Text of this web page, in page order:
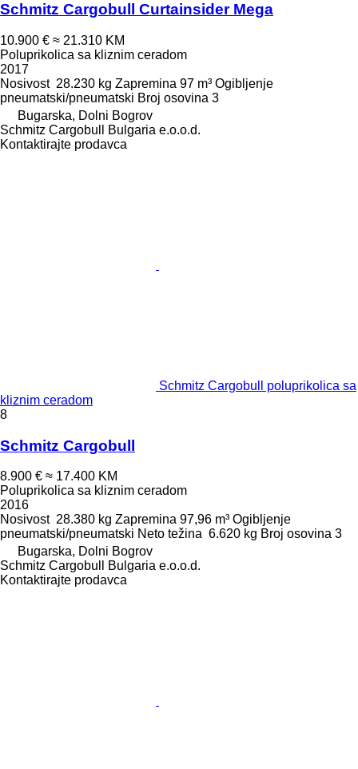
Schmitz Cargobull Curtainsider Mega
10.900 € ≈ 21.310 KM
Poluprikolica sa kliznim ceradom
2017
Nosivost 28.230 kg Zapremina 97 m³ Ogibljenje
pneumatski/pneumatski Broj osovina 3
Bugarska, Dolni Bogrov
Schmitz Cargobull Bulgaria e.o.o.d.
Kontaktirajte prodavca
Schmitz Cargobull poluprikolica sa
kliznim ceradom
8
Schmitz Cargobull
8.900 € ≈ 17.400 KM
Poluprikolica sa kliznim ceradom
2016
Nosivost 28.380 kg Zapremina 97,96 m³ Ogibljenje
pneumatski/pneumatski Neto težina 6.620 kg Broj osovina 3
Bugarska, Dolni Bogrov
Schmitz Cargobull Bulgaria e.o.o.d.
Kontaktirajte prodavca